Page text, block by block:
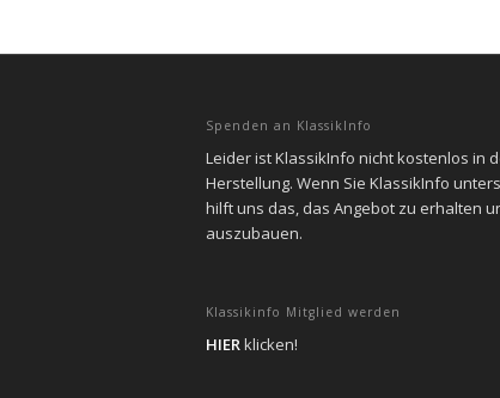
Spenden an KlassikInfo
Leider ist KlassikInfo nicht kostenlos in
Herstellung. Wenn Sie KlassikInfo
hilft uns das, das Angebot zu erhalten
auszubauen.
Klassikinfo Mitglied werden
HIERklicken!